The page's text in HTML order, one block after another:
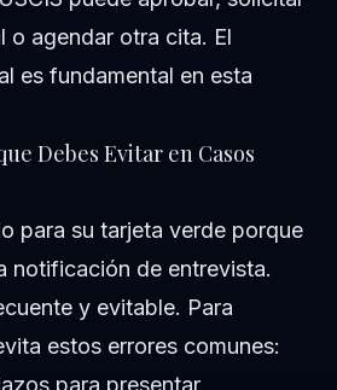
o agendar otra cita. El
es fundamental en esta
Debes Evitar en Casos
para su tarjeta verde porque
notificación de entrevista.
y evitable. Para
estos errores comunes:
para presentar